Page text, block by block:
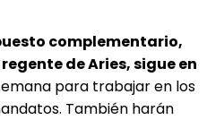
complementario,
de Aries, sigue en
para trabajar en los
También harán